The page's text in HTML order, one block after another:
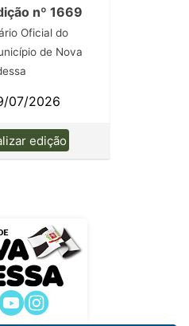
nº 1669
Oficial do
de Nova
07/2026
edição